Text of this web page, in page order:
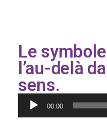
Le
l’au-delà
sens.
Lecteur
audio00:00